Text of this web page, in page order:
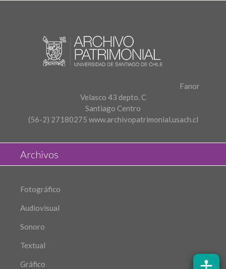
Fanor
Velasco 43 depto. C
Santiago Centro
(56-2) 27180275 www.archivopatrimonial.usach.cl
Archivos
Fotográfico
Audiovisual
Sonoro
Textual
Gráfico